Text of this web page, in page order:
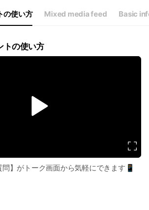
の使い方 Mixed media feed Basic
トの使い方
問】がトーク画面から気軽にできます📱